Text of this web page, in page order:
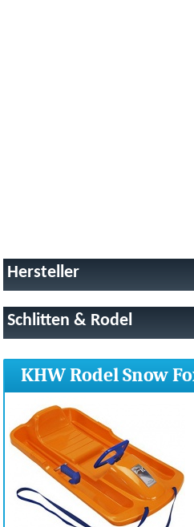
Hersteller
Schlitten & Rodel
KHW Rodel Snow